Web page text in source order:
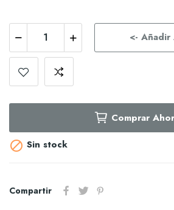
<-
Comprar
 Sin stock
Compartir